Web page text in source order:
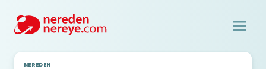
NEREDEN